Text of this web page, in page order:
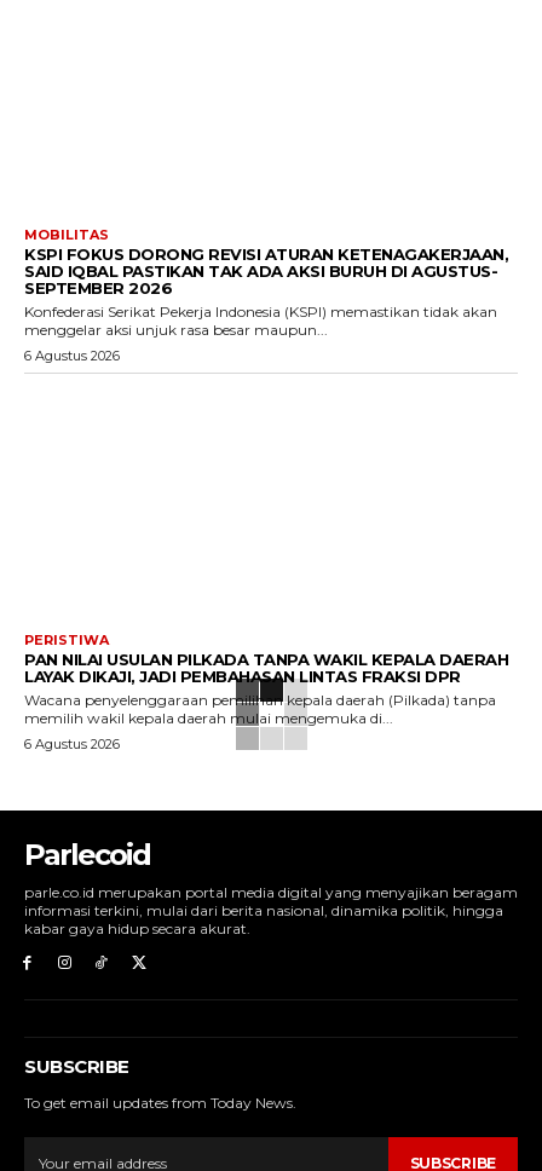
MOBILITAS
KSPI FOKUS DORONG REVISI ATURAN KETENAGAKERJAAN,
SAID IQBAL PASTIKAN TAK ADA AKSI BURUH DI AGUSTUS-
SEPTEMBER 2026
Konfederasi Serikat Pekerja Indonesia (KSPI) memastikan tidak akan
menggelar aksi unjuk rasa besar maupun...
6 Agustus 2026
PERISTIWA
PAN NILAI USULAN PILKADA TANPA WAKIL KEPALA DAERAH
LAYAK DIKAJI, JADI PEMBAHASAN LINTAS FRAKSI DPR
Wacana penyelenggaraan pemilihan kepala daerah (Pilkada) tanpa
memilih wakil kepala daerah mulai mengemuka di...
6 Agustus 2026
Parlecoid
parle.co.id merupakan portal media digital yang menyajikan beragam
informasi terkini, mulai dari berita nasional, dinamika politik, hingga
kabar gaya hidup secara akurat.
SUBSCRIBE
To get email updates from Today News.
SUBSCRIBE